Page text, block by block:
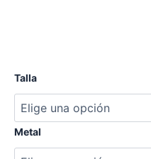
Talla
Metal